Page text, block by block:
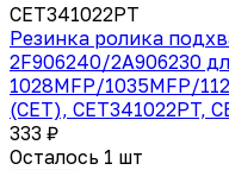
CET341022PT
Резинка ролика
2F906240/2А906230
1028MFP/1035MFP/
(CET), CET341022PT,
333 ₽
Осталось 1 шт